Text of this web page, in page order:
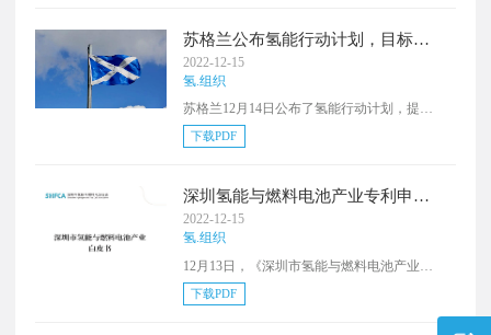
报告》
苏格兰公布氢能行动计划，目标到
2045年实现25GW
2022-12-15
氢.组织
苏格兰12月14日公布了氢能行动计划，提出
了到2030年拥有5GW的低碳氢气生产能力，
到2045年达到25GW的雄心。在此过程中，苏
英镑的资金，通过2022年6月启动的氢气创新
计划和2023年开放的绿氢基金。作为发展苏
格兰氢气部门计划的一部分，苏格兰政府表
示将投资于早期项目，建立关系并动员投
资。
下载PDF
深圳氢能与燃料电池产业专利申请
量居广东首位
2022-12-15
氢.组织
12月13日，《深圳市氢能与燃料电池产业白
皮书》正式公布。根据白皮书显示，在氢气
供应方面，深圳已建成凯豪达、妈湾电厂、
下载PDF